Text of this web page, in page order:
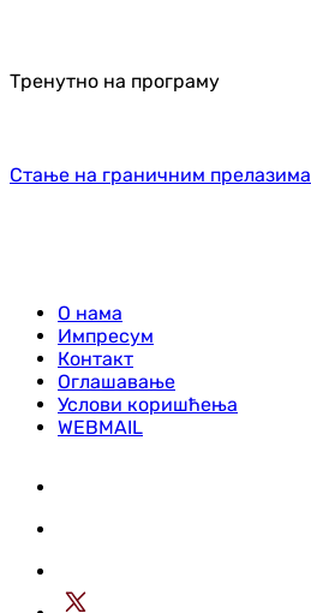
Тренутно на програму
Стање на граничним прелазима
О нама
Импресум
Контакт
Оглашавање
Услови коришћења
WEBMAIL